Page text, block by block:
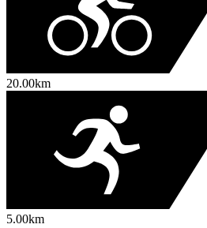
20.00km
5.00km